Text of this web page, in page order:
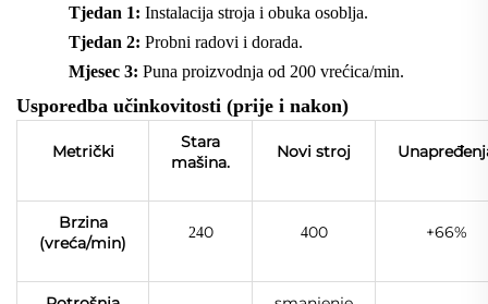
Tjedan 1: Instalacija stroja i obuka osoblja.
Tjedan 2: Probni radovi i dorada.
Mjesec 3: Puna proizvodnja od 200 vrećica/min.
Usporedba učinkovitosti (prije i nakon)
Metrički
Stara
mašina.
Novi stroj
Brzina
(vreća/min)
240 400 +66%